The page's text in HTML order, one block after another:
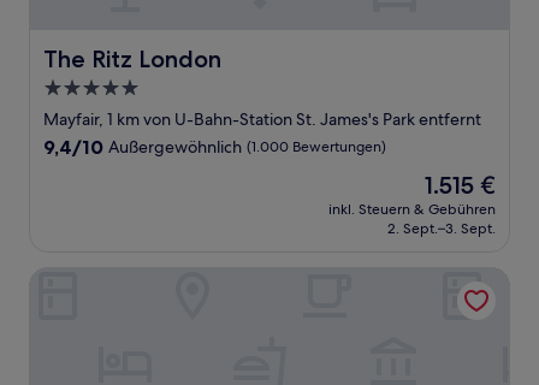
The Ritz London
The Ritz London
5.0-
Sterne-
Unterkunft
Mayfair, 1 km von U-Bahn-Station St. James's Park entfernt
9.4
9,4/10 Außergewöhnlich (1.000 Bewertungen)
Der
Preis
beträgt
1.515 €
inkl. Steuern & Gebühren
2. Sept.–3. Sept.